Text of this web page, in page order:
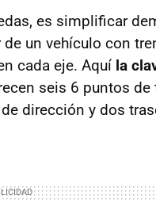
es simplificar
un vehículo con
cada eje. Aquí la
seis 6 puntos
dirección y dos